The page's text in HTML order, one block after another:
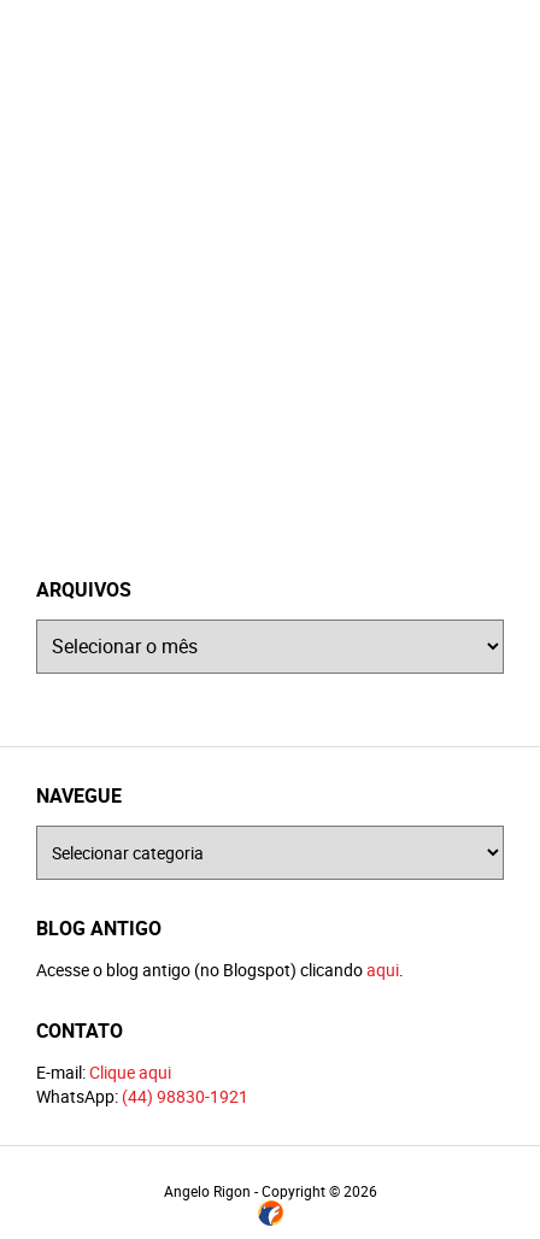
ARQUIVOS
Arquivos
NAVEGUE
BLOG ANTIGO
Acesse o blog antigo (no Blogspot) clicandoaqui
CONTATO
E-mail:Clique aqui
WhatsApp: (44) 98830-1921
Angelo Rigon - Copyright © 2026